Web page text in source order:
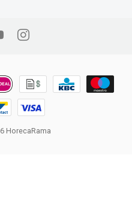
HorecaRama